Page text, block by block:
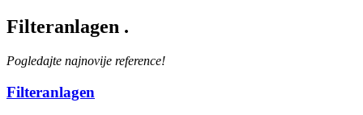
Filteranlagen .
Pogledajte najnovije reference!
Filteranlagen